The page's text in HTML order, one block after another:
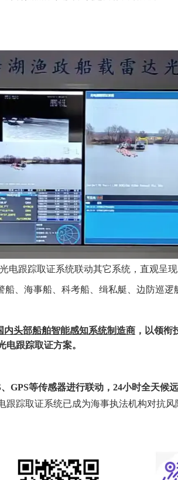
电跟踪取证系统联动其它系统，直观呈
、海事船、科考船、缉私艇、边防巡逻
内头部船舶智能感知系统制造商 ，以领
跟踪取证方案。
GPS等传感器进行联动，24小时全天候
跟踪取证系统已成为海事执法机构对抗